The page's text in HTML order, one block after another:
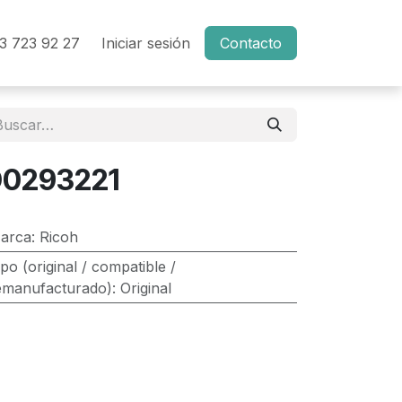
723 92 27 Iniciar sesión Contacto
: Ricoh
(original / compatible /
: Original